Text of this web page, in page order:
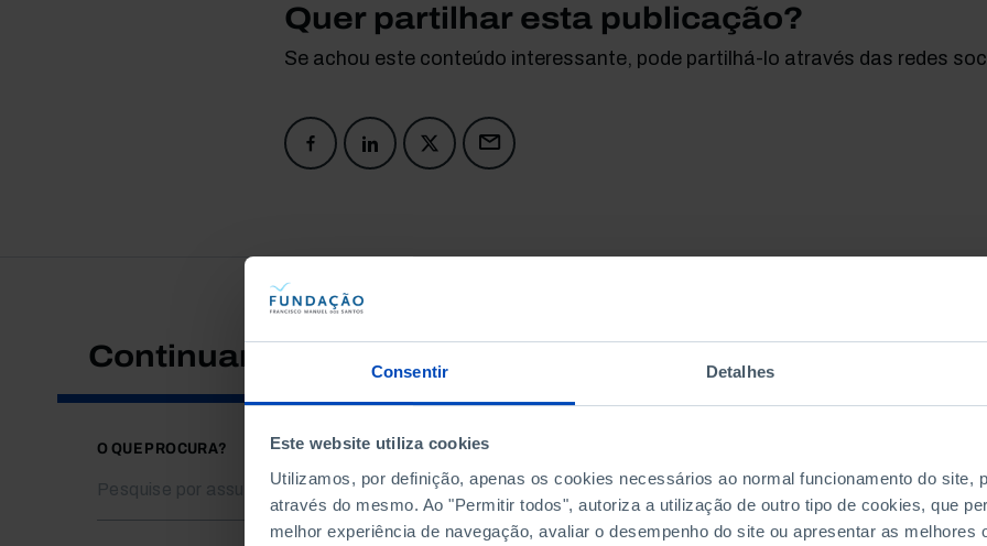
Consentir Detalhes
Este website utiliza cookies
Utilizamos, por definição, apenas os cookies necessários ao normal funcionamento do site,
através do mesmo. Ao "Permitir todos", autoriza a utilização de outro tipo de cookies, que
melhor experiência de navegação, avaliar o desempenho do site ou apresentar as melhores
Quer partilhar esta publicação?
Se achou este conteúdo interessante, pode partilhá-lo através das redes
Continuar a pesquisar
O QUE PROCURA?